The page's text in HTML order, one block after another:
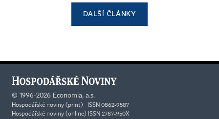
DALŠÍ ČLÁNKY
© 1996-2026 Economia, a.s.
Hospodářské noviny (print) ISSN 0862-9587
Hospodářské noviny (online) ISSN 2787-950X